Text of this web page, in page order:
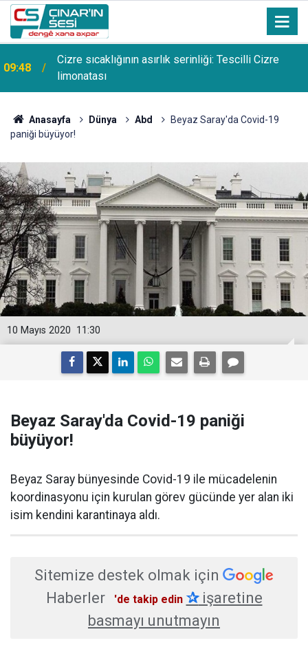
09:48
Cizre sıcaklığının asırlık serinliği: Tescilli Cizre
limonatası
Anasayfa Dünya Abd
Beyaz Saray'da Covid-19
paniği büyüyor!
11:30
10 Mayıs 2020
Beyaz Saray'da Covid-19 paniği
büyüyor!
Beyaz Saray bünyesinde Covid-19 ile mücadelenin
koordinasyonu için kurulan görev gücünde yer alan iki
isim kendini karantinaya aldı.
Sitemize destek olmak için
Haberler
'de takip edin ✰işaretine
basmayı unutmayın